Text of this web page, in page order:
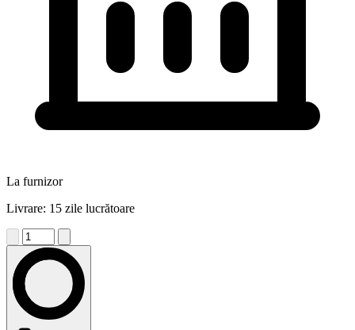
La furnizor
Livrare: 15 zile lucrătoare